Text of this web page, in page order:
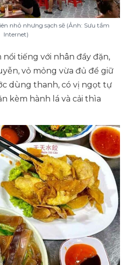
nhỏ nhưng sạch sẽ (Ảnh: Sưu tầm
Internet)
nổi tiếng với nhân đầy đặn,
vỏ mỏng vừa đủ để giữ
dùng thanh, có vị ngọt tự
kèm hành lá và cải thìa